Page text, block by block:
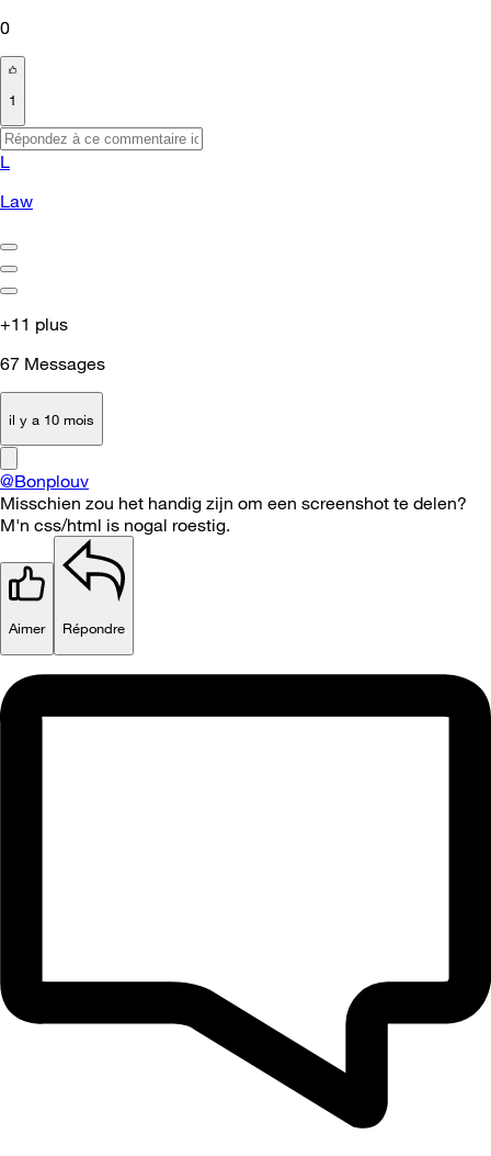
0
1
L
Law
+11 plus
67 Messages
il y a 10 mois
@Bonplouv
Misschien zou het handig zijn om een screenshot te delen?
M'n css/html is nogal roestig.
Aimer Répondre